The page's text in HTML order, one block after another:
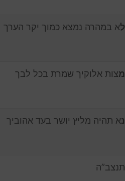
לא במהרה נמצא כמוך יקר הערך
מצות אלוקיך שמרת בכל לבך
נא תהיה מליץ יושר בעד אהוביך
תנצב”ה